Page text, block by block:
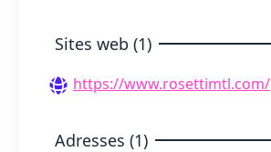
Sites web (1)
https://www.rosettimtl.com/
Adresses (1)